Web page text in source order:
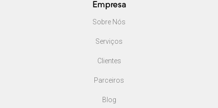
Empresa
Sobre Nós
Serviços
Clientes
Parceiros
Blog